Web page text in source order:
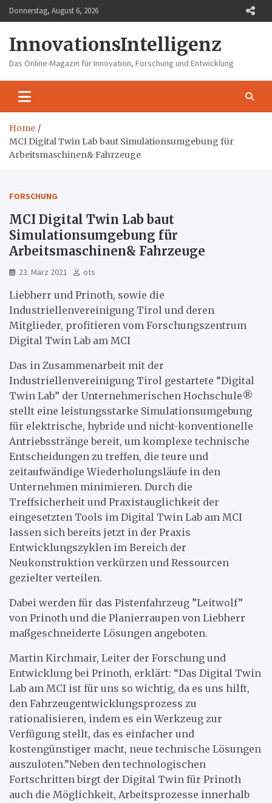
Skip
to
Donnerstag, August 6, 2026
InnovationsIntelligenz
Das Online-Magazin für Innovation, Forschung und Entwicklung
Home
MCI Digital Twin Lab baut Simulationsumgebung für
Arbeitsmaschinen& Fahrzeuge
FORSCHUNG
MCI Digital Twin Lab baut
Simulationsumgebung für
Arbeitsmaschinen& Fahrzeuge
23. März 2021 ots
Liebherr und Prinoth, sowie die
Industriellenvereinigung Tirol und deren
Mitglieder, profitieren vom Forschungszentrum
Digital Twin Lab am MCI
Das in Zusammenarbeit mit der
Industriellenvereinigung Tirol gestartete “Digital
Twin Lab” der Unternehmerischen Hochschule®
stellt eine leistungsstarke Simulationsumgebung
für elektrische, hybride und nicht-konventionelle
Antriebsstränge bereit, um komplexe technische
Entscheidungen zu treffen, die teure und
zeitaufwändige Wiederholungsläufe in den
Unternehmen minimieren. Durch die
Treffsicherheit und Praxistauglichkeit der
eingesetzten Tools im Digital Twin Lab am MCI
lassen sich bereits jetzt in der Praxis
Entwicklungszyklen im Bereich der
Neukonstruktion verkürzen und Ressourcen
gezielter verteilen.
Dabei werden für das Pistenfahrzeug ”Leitwolf”
von Prinoth und die Planierraupen von Liebherr
maßgeschneiderte Lösungen angeboten.
Martin Kirchmair, Leiter der Forschung und
Entwicklung bei Prinoth, erklärt: “Das Digital Twin
Lab am MCI ist für uns so wichtig, da es uns hilft,
den Fahrzeugentwicklungsprozess zu
rationalisieren, indem es ein Werkzeug zur
Verfügung stellt, das es einfacher und
kostengünstiger macht, neue technische Lösungen
auszuloten.”Neben den technologischen
Fortschritten birgt der Digital Twin für Prinoth
auch die Möglichkeit, Arbeitsprozesse innerhalb